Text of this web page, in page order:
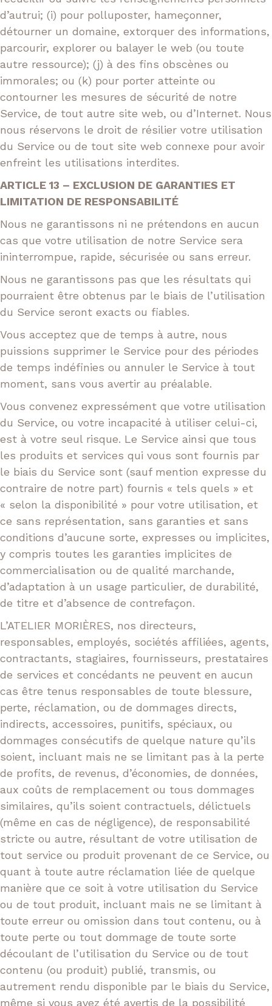
d’autrui; (i) pour polluposter, hameçonner,
détourner un domaine, extorquer des informations,
parcourir, explorer ou balayer le web (ou toute
autre ressource); (j) à des fins obscènes ou
immorales; ou (k) pour porter atteinte ou
contourner les mesures de sécurité de notre
Service, de tout autre site web, ou d’Internet. Nous
nous réservons le droit de résilier votre utilisation
du Service ou de tout site web connexe pour avoir
enfreint les utilisations interdites.
ARTICLE 13 – EXCLUSION DE GARANTIES ET
LIMITATION DE RESPONSABILITÉ
Nous ne garantissons ni ne prétendons en aucun
cas que votre utilisation de notre Service sera
ininterrompue, rapide, sécurisée ou sans erreur.
Nous ne garantissons pas que les résultats qui
pourraient être obtenus par le biais de l’utilisation
du Service seront exacts ou fiables.
Vous acceptez que de temps à autre, nous
puissions supprimer le Service pour des périodes
de temps indéfinies ou annuler le Service à tout
moment, sans vous avertir au préalable.
Vous convenez expressément que votre utilisation
du Service, ou votre incapacité à utiliser celui-ci,
est à votre seul risque. Le Service ainsi que tous
les produits et services qui vous sont fournis par
le biais du Service sont (sauf mention expresse du
contraire de notre part) fournis « tels quels » et
« selon la disponibilité » pour votre utilisation, et
ce sans représentation, sans garanties et sans
conditions d’aucune sorte, expresses ou implicites,
y compris toutes les garanties implicites de
commercialisation ou de qualité marchande,
d’adaptation à un usage particulier, de durabilité,
de titre et d’absence de contrefaçon.
L’ATELIER MORIÈRES, nos directeurs,
responsables, employés, sociétés affiliées, agents,
contractants, stagiaires, fournisseurs, prestataires
de services et concédants ne peuvent en aucun
cas être tenus responsables de toute blessure,
perte, réclamation, ou de dommages directs,
indirects, accessoires, punitifs, spéciaux, ou
dommages consécutifs de quelque nature qu’ils
soient, incluant mais ne se limitant pas à la perte
de profits, de revenus, d’économies, de données,
aux coûts de remplacement ou tous dommages
similaires, qu’ils soient contractuels, délictuels
(même en cas de négligence), de responsabilité
stricte ou autre, résultant de votre utilisation de
tout service ou produit provenant de ce Service, ou
quant à toute autre réclamation liée de quelque
manière que ce soit à votre utilisation du Service
ou de tout produit, incluant mais ne se limitant à
toute erreur ou omission dans tout contenu, ou à
toute perte ou tout dommage de toute sorte
découlant de l’utilisation du Service ou de tout
contenu (ou produit) publié, transmis, ou
autrement rendu disponible par le biais du Service,
même si vous avez été avertis de la possibilité